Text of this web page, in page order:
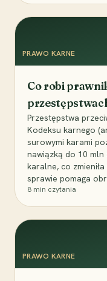
PRAWO KARNE
Co robi
Przestępstwa
Kodeksu karnego
surowymi karami
nawiązką do 10 mln
karalne, co
sprawie pomaga
8 min czytania
PRAWO KARNE